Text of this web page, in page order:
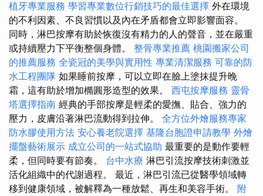
植牙專業服務 學習專業數位行銷技巧的最佳選擇 外在環境
的不利因素、不良習慣以及內在矛盾都會立即影響面容。
同時，淋巴按摩有助於恢復沒有精力的人的聲音，並在嚴重
或持續壓力下平衡整個身體。 整骨專業推薦 桃園搬家公司
的推薦服務 全瓷冠的美學與實用性 專業清潔服務 可靠的防
水工程團隊 如果睡前按摩，可以立即在臉上塗抹提升晚
霜，這有助於增加橢圓形造型的效果。 西屯按摩服務 靈骨
塔選擇指南 經典的手部按摩是輕柔的愛撫、貼合、強力的
壓力，皮膚沿著淋巴流動得到拉伸。 全方位外燴服務專家
防水膠使用方法 安心養老院選擇 基隆台胞證申請教學 外燴
擺盤藝術展示 成立公司的一站式協助 最重要的是動作要輕
柔，但同時要有節奏。 台中水療 淋巴引流按摩技術刺激並
活化組織中的代謝過程。 最近，淋巴引流已從醫學領域轉
移到健康領域，被解釋為一種放鬆、再生和美容手術。 附